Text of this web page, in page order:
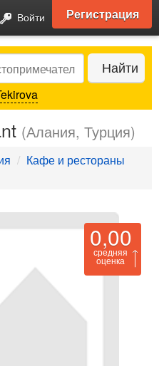
Войти Регистрация
Найти
(Алания, Турция)
Кафе и рестораны
0,00
средняя
оценка